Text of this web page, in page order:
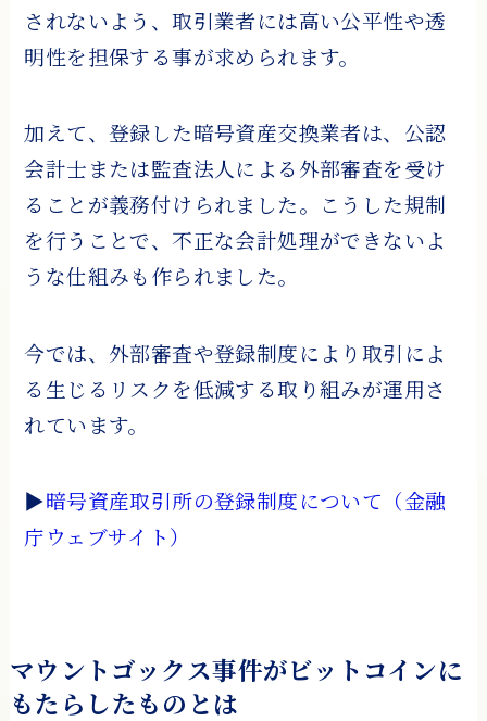
されないよう、取引業者には高い公平性や透
明性を担保する事が求められます。
加えて、登録した暗号資産交換業者は、公認
会計士または監査法人による外部審査を受け
ることが義務付けられました。こうした規制
を行うことで、不正な会計処理ができないよ
うな仕組みも作られました。
今では、外部審査や登録制度により取引によ
る生じるリスクを低減する取り組みが運用さ
れています。
▶暗号資産取引所の登録制度について（金融
庁ウェブサイト）
マウントゴックス事件がビットコインに
もたらしたものとは